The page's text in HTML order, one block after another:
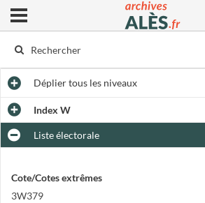
Archives municipales d'Alès
Ouvrir le menu déroulant
Dépliertous les niveaux
Index W
Liste électorale
Cote/Cotes extrêmes
3W379